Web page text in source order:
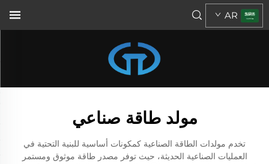
AR
مولد طاقة صناعي
تخدم مولدات الطاقة الصناعية كمكونات أساسية للبنية التحتية في
العمليات الصناعية الحديثة، حيث توفر مصدر طاقة موثوق ومستمر